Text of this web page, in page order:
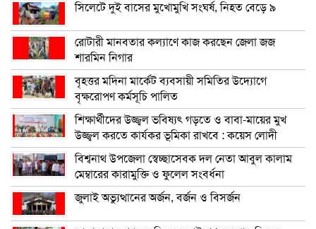
সিলেটে দুই বাসের মুখোমুখি সংঘর্ষ, নিহত বেড়ে ৯
রোটারী মানবতার কল্যাণে কাজ করছেন জেলা জজ
শারমিন নিগার
বৃহত্তর মদিনা মার্কেট ব্যবসায়ী সমিতির উদ্যোগে
বৃক্ষরোপণ কর্মসূচি পালিত
শিক্ষার্থীদের উজ্জ্বল ভবিষ্যৎ গড়তে ও বাবা-মায়ের মুখ
উজ্জ্বল করতে কার্যকর ভূমিকা রাখবে : কয়েস লোদী
বিশ্বনাথ উপজেলা স্বেচ্ছাসেবক দল নেতা আবুল কালাম
মেম্বারের কারামুক্তি ও ফুলেল সংবর্ধনা
জুলাই অভ্যুত্থানের অর্জন, বর্জন ও বিসর্জন